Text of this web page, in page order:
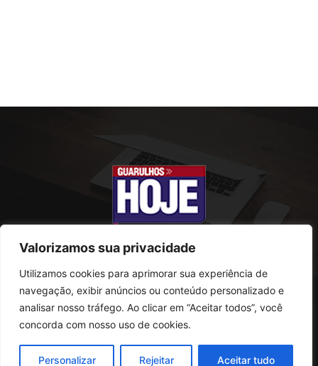
Valorizamos sua privacidade
Utilizamos cookies para aprimorar sua experiência de
navegação, exibir anúncios ou conteúdo personalizado e
analisar nosso tráfego. Ao clicar em “Aceitar todos”, você
concorda com nosso uso de cookies.
Personalizar Rejeitar Aceitar tudo
SOBRE NÓS
Rua Conselheiro Antonio Prado, 121
CEP: 07095-180